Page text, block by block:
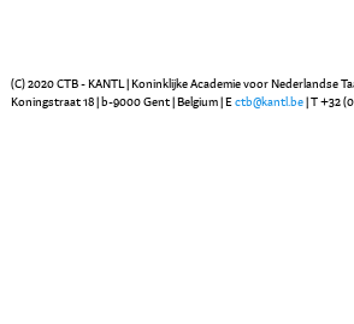
(C) 2020 CTB - KANTL | Koninklijke Academie voor Nederlandse
Koningstraat 18 | b-9000 Gent | Belgium | E ctb@kantl.be | T +32